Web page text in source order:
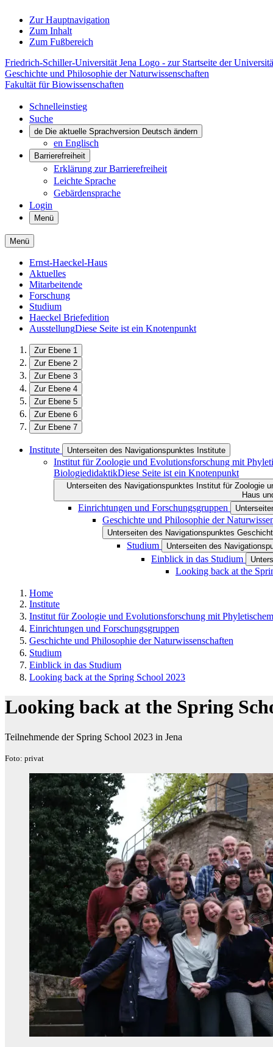
Zur Hauptnavigation
Zum Inhalt
Zum Fußbereich
Friedrich-Schiller-Universität Jena Logo - zur Startseite der
Geschichte und Philosophie der Naturwissenschaften
Fakultät für Biowissenschaften
Schnelleinstieg
Suche
de Die aktuelle Sprachversion Deutsch ändern
en Englisch
Barrierefreiheit
Erklärung zur Barrierefreiheit
Leichte Sprache
Gebärdensprache
Login
Menü
Menü
Ernst-Haeckel-Haus
Aktuelles
Mitarbeitende
Forschung
Studium
Haeckel Briefedition
AusstellungDiese Seite ist ein Knotenpunkt
Zur Ebene 1
Zur Ebene 2
Zur Ebene 3
Zur Ebene 4
Zur Ebene 5
Zur Ebene 6
Zur Ebene 7
Institute Unterseiten des Navigationspunktes Institute
Institut für Zoologie und Evolutionsforschung mit
BiologiedidaktikDiese Seite ist ein Knotenpunkt
Unterseiten des Navigationspunktes Institut für Zoologie
Haus
Einrichtungen und Forschungsgruppen
Geschichte und Philosophie der
Unterseiten des Navigationspunktes
Studium Unterseiten des
Einblick in das Studium
Looking back at the
Home
Institute
Institut für Zoologie und Evolutionsforschung mit
Einrichtungen und Forschungsgruppen
Geschichte und Philosophie der Naturwissenschaften
Studium
Einblick in das Studium
Looking back at the Spring School 2023
Looking back at the Spring
Teilnehmende der Spring School 2023 in Jena
Foto: privat